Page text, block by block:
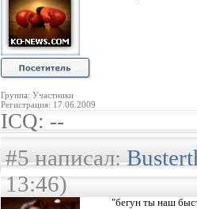
Группа: Участники
Регистрация: 17.06.2009
ICQ: --
#5 написал:
13:46)
"бегун ты наш